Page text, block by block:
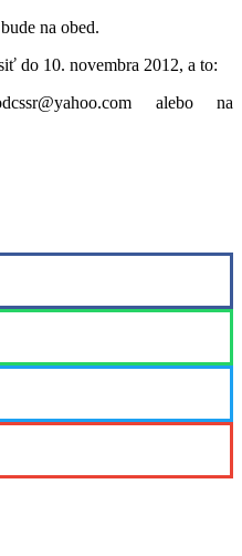
na obed.
do 10. novembra 2012, a to:
alebo na